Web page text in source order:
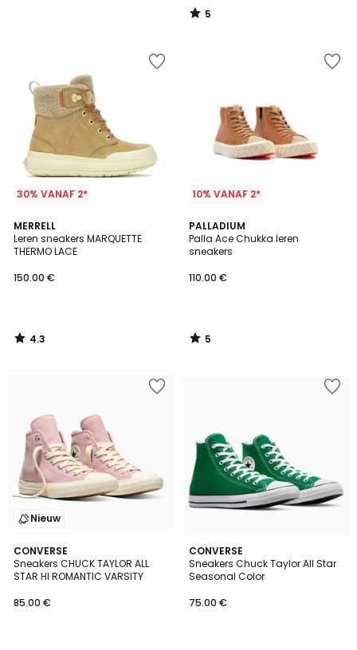
5
/
30% VANAF 2*
MERRELL
Leren sneakers MARQUETTE
THERMO LACE
150.00 €
4.3
/ 5
4.3
/
10% VANAF 2*
PALLADIUM
Palla Ace Chukka leren
sneakers
110.00 €
5
/
5
5
/
Nieuw
CONVERSE
Sneakers CHUCK TAYLOR ALL
STAR HI ROMANTIC VARSITY
85.00 €
CONVERSE
Sneakers Chuck Taylor All Star
Seasonal Color
75.00 €
4.4
/ 5
5
Kleuren